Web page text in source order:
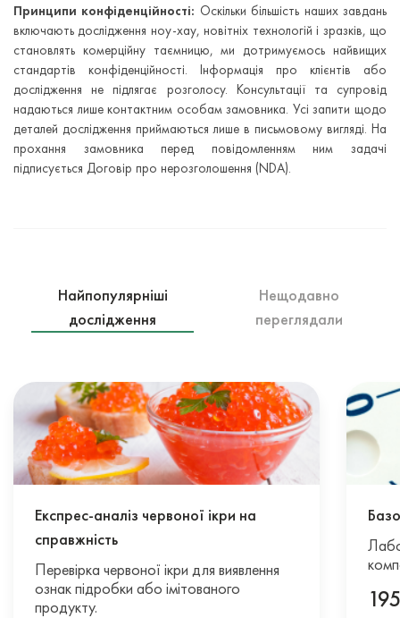
Принципи конфіденційності: Оскільки більшість наших завдань
включають дослідження ноу-хау, новітніх технологій і зразків, що
становлять комерційну таємницю, ми дотримуємось найвищих
стандартів конфіденційності. Інформація про клієнтів або
дослідження не підлягає розголосу. Консультації та супровід
надаються лише контактним особам замовника. Усі запити щодо
деталей дослідження приймаються лише в письмовому вигляді. На
прохання замовника перед повідомленням ним задачі
підписується Договір про нерозголошення (NDA).
Найпопулярніші
дослідження
Нещодавно
переглядали
Експрес-аналіз червоної ікри на
справжність
Перевірка червоної ікри для виявлення
ознак підробки або імітованого
продукту.